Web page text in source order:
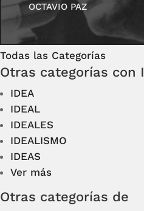
OCTAVIO PAZ
Todas las Categorías
Otras categorías con I
IDEA
IDEAL
IDEALES
IDEALISMO
IDEAS
Ver más
Otras categorías de